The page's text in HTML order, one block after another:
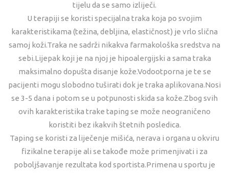
tijelu da se samo izliječi.
U terapiji se koristi specijalna traka koja po svojim
karakteristikama (težina, debljina, elastičnost) je vrlo slična
samoj koži.Traka ne sadrži nikakva farmakološka sredstva na
sebi.Lijepak koji je na njoj je hipoalergijski a sama traka
maksimalno dopušta disanje kože.Vodootporna je te se
pacijenti mogu slobodno tuširati dok je traka aplikovana.Nosi
se 3-5 dana i potom se u potpunosti skida sa kože.Zbog svih
ovih karakteristika trake taping se može neograničeno
koristiti bez ikakvih štetnih posledica.
Taping se koristi za liječenje mišića, nerava i organa u okviru
fizikalne terapije ali se takođe može primenjivati i za
poboljšavanje rezultata kod sportista.Primena u sportu je